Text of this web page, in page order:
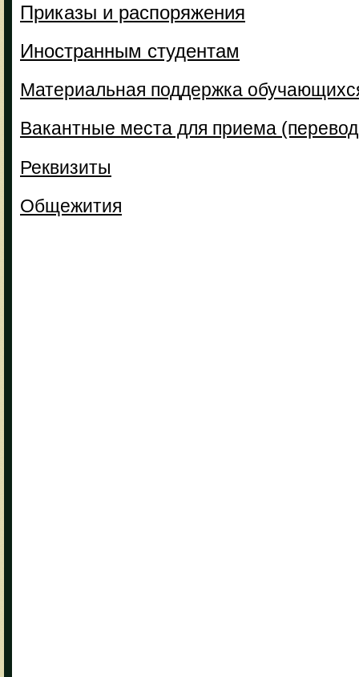
Приказы и распоряжения
Иностранным студентам
Материальная поддержка
Вакантные места для приема
Реквизиты
Общежития